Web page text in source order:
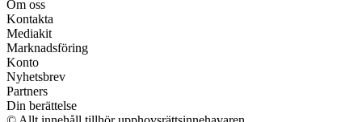
Om oss
Kontakta
Mediakit
Marknadsföring
Konto
Nyhetsbrev
Partners
Din berättelse